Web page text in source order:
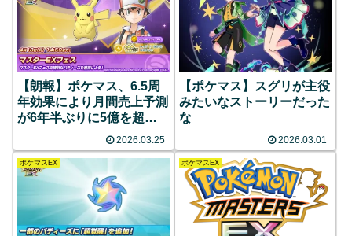
【朗報】ポケマス、6.5周
年効果により月間売上予測
が6年半ぶりに5億を超え
2026.03.25
【ポケマス】スグリが主役
みたいなストーリーだった
な
2026.03.01
ポケマスEX ポケマスEX